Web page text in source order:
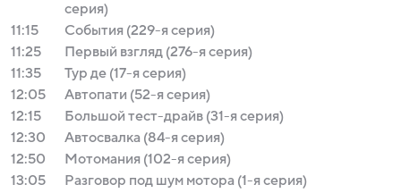
серия)
11:15
События (229-я серия)
11:25
Первый взгляд (276-я серия)
11:35
Тур де (17-я серия)
12:05
Автопати (52-я серия)
12:15
Большой тест-драйв (31-я серия)
12:30
Автосвалка (84-я серия)
12:50
Мотомания (102-я серия)
13:05
Разговор под шум мотора (1-я серия)